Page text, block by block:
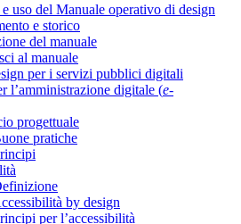
uso del Manuale operativo di design
e storico
del manuale
al manuale
per i servizi pubblici digitali
l’amministrazione digitale (e-
progettuale
pratiche
by design
per l’accessibilità